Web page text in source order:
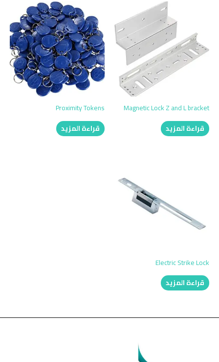
Magnetic Lock Z and L bracket
قراءة المزيد
Proximity Tokens
قراءة المزيد
Electric Strike Lock
قراءة المزيد